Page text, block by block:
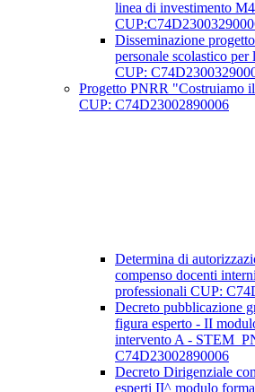
linea di investimento
Disseminazione
personale scolastico
CUP:
Progetto PNRR "Costruiamo
CUP: C74D23002890006
Determina di
compenso docenti
professionali CUP:
Decreto pubblicazione
figura esperto - II
intervento A -
C74D23002890006
Decreto Dirigenziale
esperti II^ modulo